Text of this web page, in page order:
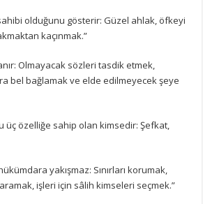
olduğunu gösterir: Güzel ahlak, öfkeyi
kaçınmak.”
Olmayacak sözleri tasdik etmek,
bel bağlamak ve elde edilmeyecek şeye
üç özelliğe sahip olan kimsedir: Şefkat,
yakışmaz: Sınırları korumak,
işleri için sâlih kimseleri seçmek.”